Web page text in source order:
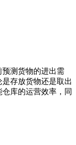
测货物的进出需
存放货物还是取出
库的运营效率，同